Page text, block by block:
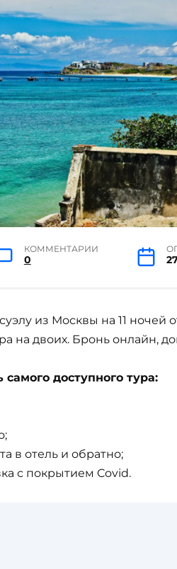
КОММЕНТАРИИ
0
из Москвы на 11 ночей
на двоих. Бронь онлайн,
самого доступного тура:
в отель и обратно;
с покрытием Covid.